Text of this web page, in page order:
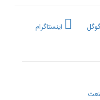
اینستاگرام